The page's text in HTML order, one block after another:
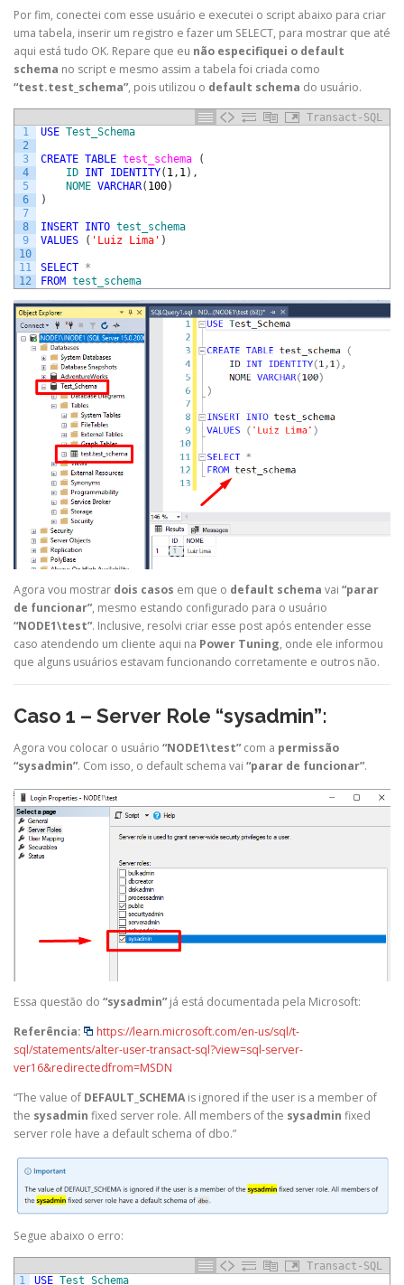
Por fim, conectei com esse usuário e executei o script abaixo para criar
uma tabela, inserir um registro e fazer um SELECT, para mostrar que até
aqui está tudo OK. Repare que eu não especifiquei o default
schema no script e mesmo assim a tabela foi criada como
“test.test_schema”, pois utilizou o default schema do usuário.
Transact-SQL
1
2
3
4
5
6
7
8
9
10
11
12
USE Test_Schema
CREATE TABLE test_schema
(
ID INT IDENTITY( 1 , 1 ) ,
NOME VARCHAR( 100)
)
INSERT INTO test_schema
VALUES
( 'Luiz Lima' )
SELECT *
FROM test_schema
Agora vou mostrar dois casos em que o default schema vai “parar
de funcionar”, mesmo estando configurado para o usuário
“NODE1\test”. Inclusive, resolvi criar esse post após entender esse
caso atendendo um cliente aqui na Power Tuning, onde ele informou
que alguns usuários estavam funcionando corretamente e outros não.
Caso 1 – Server Role “sysadmin”:
Agora vou colocar o usuário “NODE1\test”com a permissão
“sysadmin”. Com isso, o default schema vai “parar de funcionar”.
Essa questão do “sysadmin”já está documentada pela Microsoft:
Referência:
https://learn.microsoft.com/en-us/sql/t-
sql/statements/alter-user-transact-sql?view=sql-server-
ver16&redirectedfrom=MSDN
“The value of DEFAULT_SCHEMAis ignored if the user is a member of
the sysadmin fixed server role. All members of the sysadmin fixed
server role have a default schema of dbo.”
Segue abaixo o erro:
Transact-SQL
1
USE Test_Schema